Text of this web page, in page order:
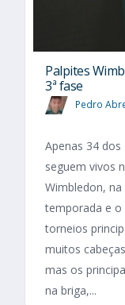
Palpites
3ª fase
Pedro
Apenas 34
seguem vivos
Wimbledon,
temporada e o
torneios
muitos
mas os
na briga,...